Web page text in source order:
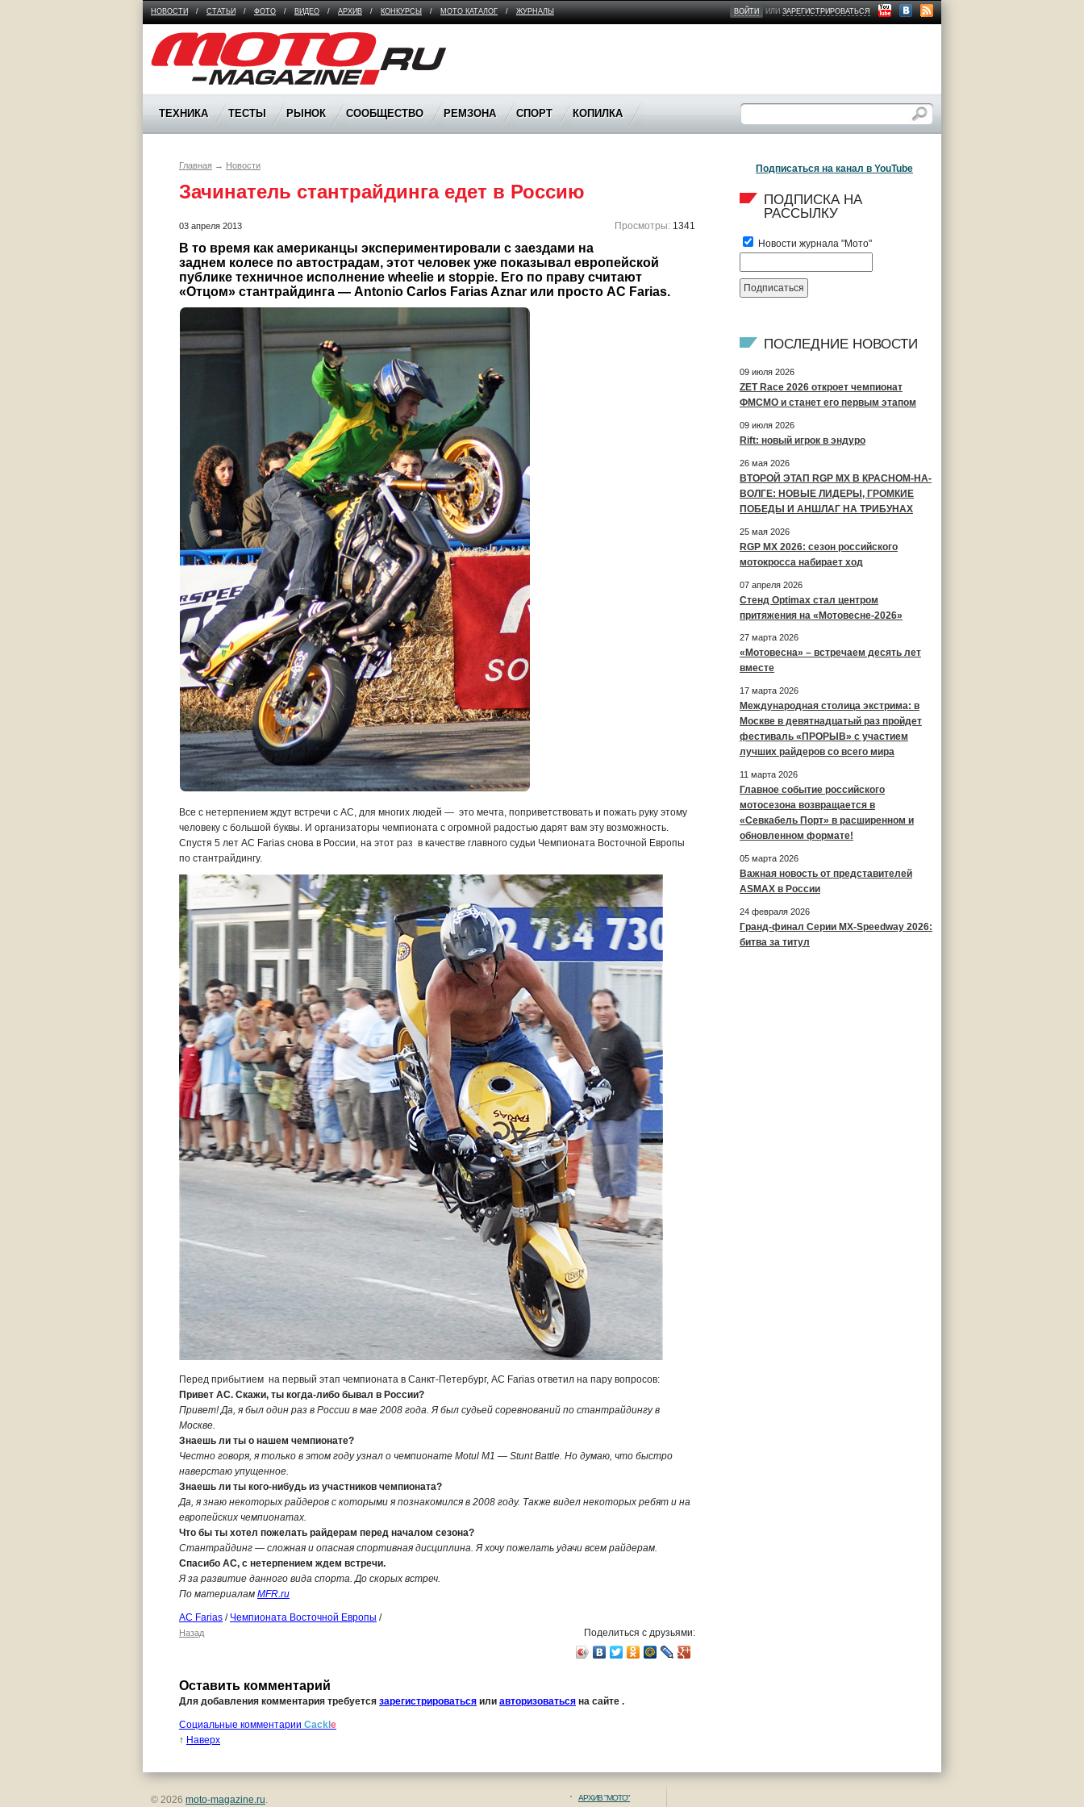
НОВОСТИ / СТАТЬИ / ФОТО / ВИДЕО / АРХИВ / КОНКУРСЫ / МОТО КАТАЛОГ / ЖУРНАЛЫ ВОЙТИ ИЛИЗАРЕГИСТРИРОВАТЬСЯ
Moto Magazine
ТЕХНИКА ТЕСТЫ РЫНОК СООБЩЕСТВО РЕМЗОНА СПОРТ КОПИЛКА
Главная → Новости
Зачинатель стантрайдинга едет в Россию
Просмотры: 1341
03 апреля 2013
В то время как американцы экспериментировали с заездами на
заднем колесе по автострадам, этот человек уже показывал европейской
публике техничное исполнение wheelie и stoppie. Его по праву считают
«Отцом» стантрайдинга — Antonio Carlos Farias Aznar или просто AC Farias.
Все с нетерпением ждут встречи с АС, для многих людей — это мечта, поприветствовать и пожать руку этому
человеку с большой буквы. И организаторы чемпионата с огромной радостью дарят вам эту возможность.
Спустя 5 лет AC Farias снова в России, на этот раз в качестве главного судьи Чемпионата Восточной Европы
по стантрайдингу.
Перед прибытием на первый этап чемпионата в Санкт-Петербург, АС Farias ответил на пару вопросов:
Привет АС. Скажи, ты когда-либо бывал в России?
Привет! Да, я был один раз в России в мае 2008 года. Я был судьей соревнований по стантрайдингу в
Москве.
Знаешь ли ты о нашем чемпионате?
Честно говоря, я только в этом году узнал о чемпионате Motul M1 — Stunt Battle. Но думаю, что быстро
наверстаю упущенное.
Знаешь ли ты кого-нибудь из участников чемпионата?
Да, я знаю некоторых райдеров с которыми я познакомился в 2008 году. Также видел некоторых ребят и на
европейских чемпионатах.
Что бы ты хотел пожелать райдерам перед началом сезона?
Стантрайдинг — сложная и опасная спортивная дисциплина. Я хочу пожелать удачи всем райдерам.
Спасибо АС, с нетерпением ждем встречи.
Я за развитие данного вида спорта. До скорых встреч.
По материалам MFR.ru
AC Farias / Чемпионата Восточной Европы /
Назад Поделиться с друзьями:
Оставить комментарий
Для добавления комментария требуется зарегистрироваться или авторизоваться на сайте .
Социальные комментарии Cackl e
↑ Наверх
Подписаться на канал в YouTube
ПОДПИСКА НА
РАССЫЛКУ
Новости журнала "Мото"
ПОСЛЕДНИЕ НОВОСТИ
09 июля 2026
ZET Race 2026 откроет чемпионат
ФМСМО и станет его первым этапом
09 июля 2026
Rift: новый игрок в эндуро
26 мая 2026
ВТОРОЙ ЭТАП RGP MX В КРАСНОМ-НА-
ВОЛГЕ: НОВЫЕ ЛИДЕРЫ, ГРОМКИЕ
ПОБЕДЫ И АНШЛАГ НА ТРИБУНАХ
25 мая 2026
RGP MX 2026: сезон российского
мотокросса набирает ход
07 апреля 2026
Стенд Optimax стал центром
притяжения на «Мотовесне-2026»
27 марта 2026
«Мотовесна» – встречаем десять лет
вместе
17 марта 2026
Международная столица экстрима: в
Москве в девятнадцатый раз пройдет
фестиваль «ПРОРЫВ» с участием
лучших райдеров со всего мира
11 марта 2026
Главное событие российского
мотосезона возвращается в
«Севкабель Порт» в расширенном и
обновленном формате!
05 марта 2026
Важная новость от представителей
ASMAX в России
24 февраля 2026
Гранд-финал Серии MX-Speedway 2026:
битва за титул
© 2026 moto-magazine.ru. АРХИВ "МОТО"